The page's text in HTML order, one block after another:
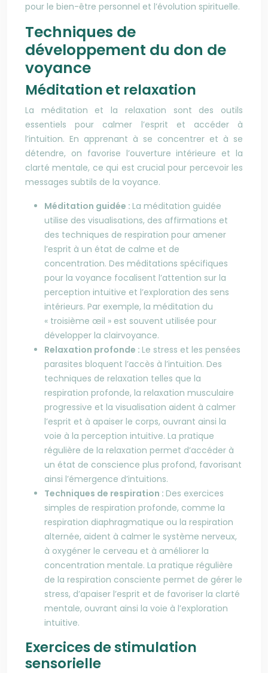
pour le bien-être personnel et l’évolution spirituelle.
Techniques de
développement du don de
voyance
Méditation et relaxation
La méditation et la relaxation sont des outils
essentiels pour calmer l’esprit et accéder à
l’intuition. En apprenant à se concentrer et à se
détendre, on favorise l’ouverture intérieure et la
clarté mentale, ce qui est crucial pour percevoir les
messages subtils de la voyance.
Méditation guidée : La méditation guidée
utilise des visualisations, des affirmations et
des techniques de respiration pour amener
l’esprit à un état de calme et de
concentration. Des méditations spécifiques
pour la voyance focalisent l’attention sur la
perception intuitive et l’exploration des sens
intérieurs. Par exemple, la méditation du
« troisième œil » est souvent utilisée pour
développer la clairvoyance.
Relaxation profonde : Le stress et les pensées
parasites bloquent l’accès à l’intuition. Des
techniques de relaxation telles que la
respiration profonde, la relaxation musculaire
progressive et la visualisation aident à calmer
l’esprit et à apaiser le corps, ouvrant ainsi la
voie à la perception intuitive. La pratique
régulière de la relaxation permet d’accéder à
un état de conscience plus profond, favorisant
ainsi l’émergence d’intuitions.
Techniques de respiration : Des exercices
simples de respiration profonde, comme la
respiration diaphragmatique ou la respiration
alternée, aident à calmer le système nerveux,
à oxygéner le cerveau et à améliorer la
concentration mentale. La pratique régulière
de la respiration consciente permet de gérer le
stress, d’apaiser l’esprit et de favoriser la clarté
mentale, ouvrant ainsi la voie à l’exploration
intuitive.
Exercices de stimulation
sensorielle